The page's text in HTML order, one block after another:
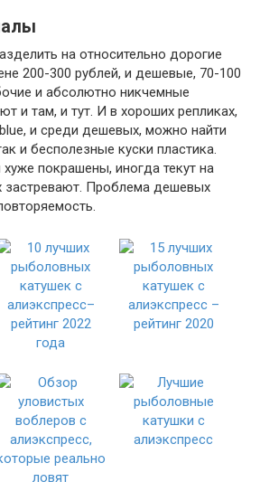
на относительно дорогие
200-300 рублей, и дешевые, 70-100
и абсолютно никчемные
и там, и тут. И в хороших репликах,
и среди дешевых, можно найти
и бесполезные куски пластика.
покрашены, иногда текут на
застревают. Проблема дешевых